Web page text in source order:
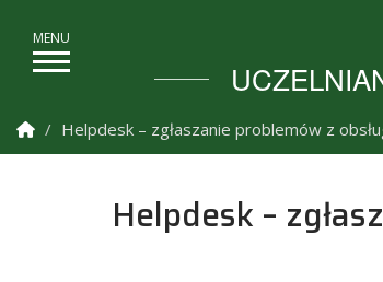
Strona Główna
Helpdesk – zgłaszanie problemów z
Helpdesk –